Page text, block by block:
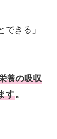
きる」
養の吸収
す。